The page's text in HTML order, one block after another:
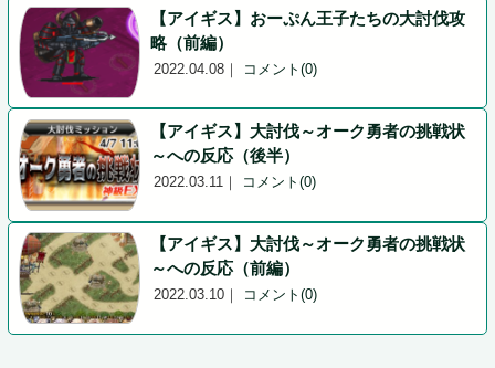
2022.04.08 ｜ コメント(0)
【アイギス】おーぷん王子たちの大討伐攻
略（前編）
2022.03.11 ｜ コメント(0)
【アイギス】大討伐～オーク勇者の挑戦状
～への反応（後半）
2022.03.10 ｜ コメント(0)
【アイギス】大討伐～オーク勇者の挑戦状
～への反応（前編）